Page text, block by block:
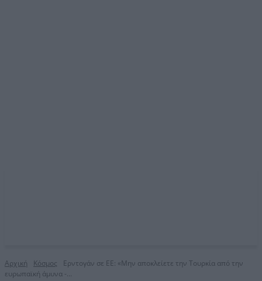
Αρχική Κόσμος
Ερντογάν σε ΕΕ: «Μην αποκλείετε την Τουρκία από την
ευρωπαϊκή άμυνα -...